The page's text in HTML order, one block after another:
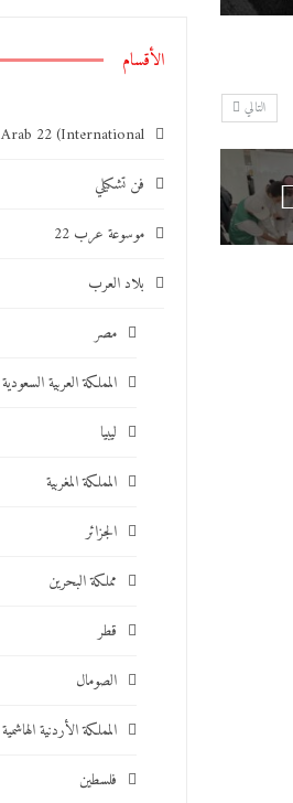
التالي
الأقسام
Arab 22 (International
فن تشكيلي
موسوعة عرب 22
بلاد العرب
مصر
المملكة العربية السعودية
ليبيا
المملكة المغربية
الجزائر
مملكة البحرين
قطر
الصومال
المملكة الأردنية الهاشمية
فلسطين